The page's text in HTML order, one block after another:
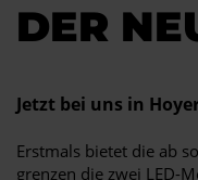
DER
Jetzt bei uns in
Erstmals bietet die ab
grenzen die zwei LED-